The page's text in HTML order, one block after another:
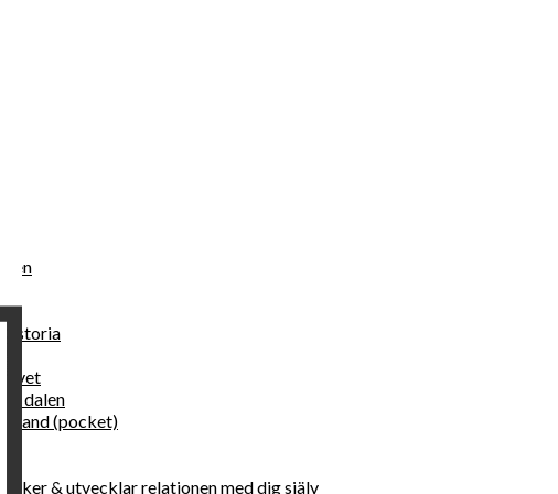
livet
dalen
land (pocket)
& utvecklar relationen med dig själv